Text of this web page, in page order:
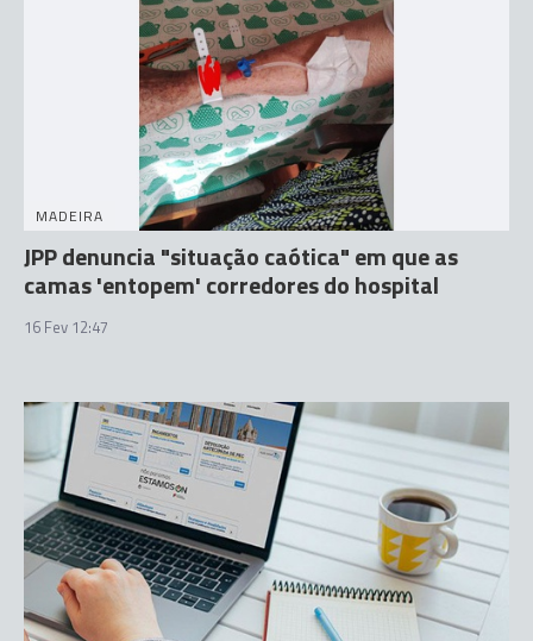
MADEIRA
JPP denuncia "situação caótica" em que as
camas 'entopem' corredores do hospital
16 Fev 12:47